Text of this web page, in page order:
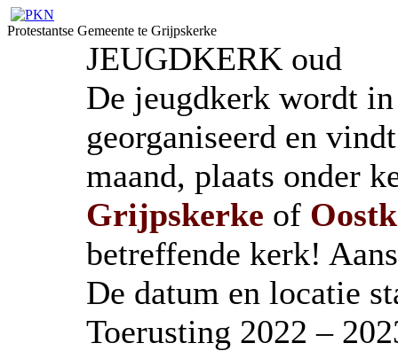
Protestantse Gemeente te Grijpskerke
JEUGDKERK oud
De jeugdkerk wordt
georganiseerd en
maand, plaats onder
Grijpskerke of
betreffende kerk!
De datum en locatie
Toerusting 2022 –